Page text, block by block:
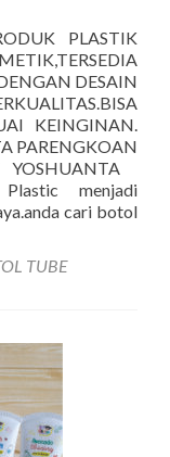
PLASTIK
DESAIN
KEINGINAN.
PARENGKOAN
menjadi
cari botol
TUBE